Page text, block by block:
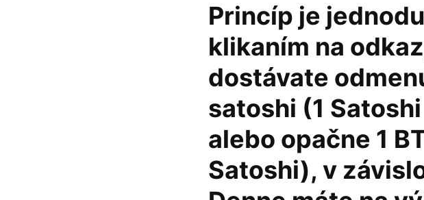
Princíp je
klikaním na
dostávate
satoshi (1
alebo opačne 1
Satoshi), v